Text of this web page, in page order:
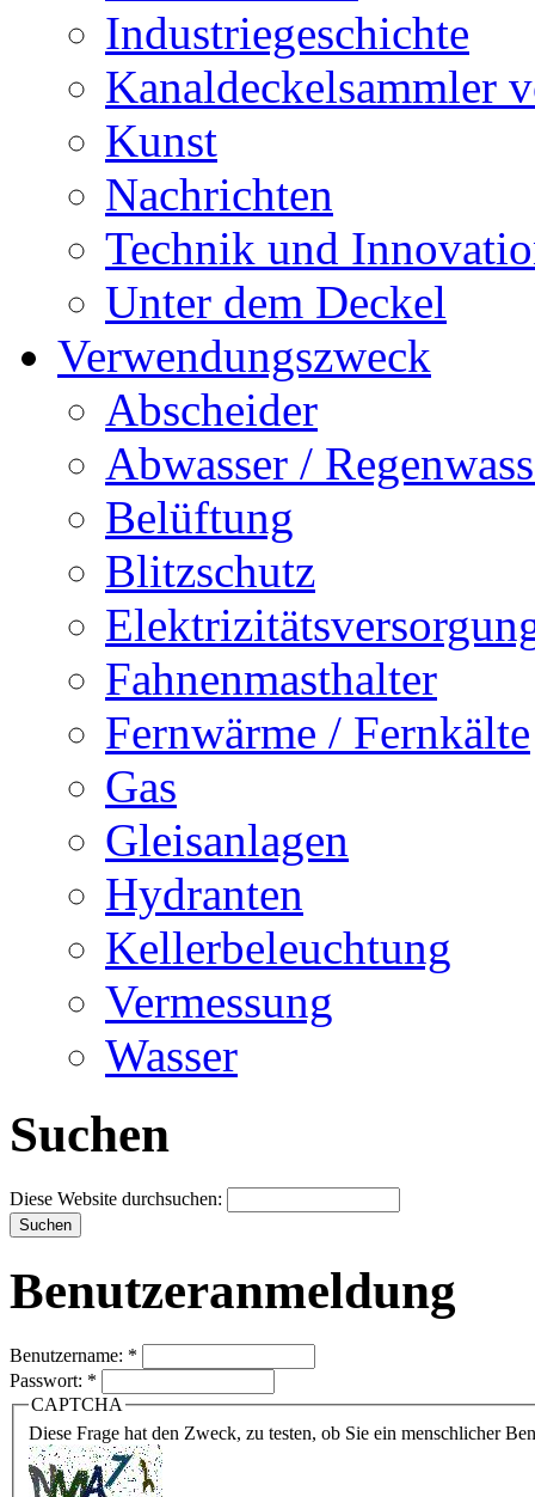
Industriegeschichte
Kanaldeckelsammler
Kunst
Nachrichten
Technik und
Unter dem Deckel
Verwendungszweck
Abscheider
Abwasser /
Belüftung
Blitzschutz
Fahnenmasthalter
Fernwärme / Fernkälte
Gas
Gleisanlagen
Hydranten
Kellerbeleuchtung
Vermessung
Wasser
Suchen
Diese Website durchsuchen:
Benutzeranmeldung
Benutzername: *
Passwort: *
CAPTCHA
Diese Frage hat den Zweck, zu testen, ob Sie ein menschlicher